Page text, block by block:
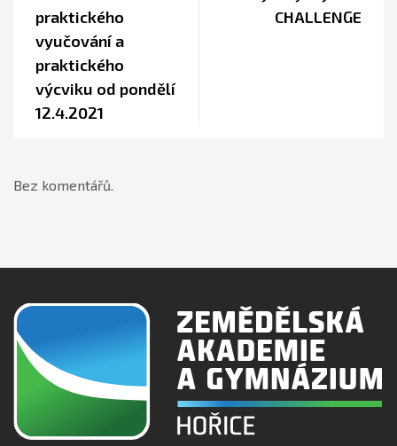
praktického
vyučování a
praktického
výcviku od pondělí
12.4.2021
CHALLENGE
Bez komentářů.